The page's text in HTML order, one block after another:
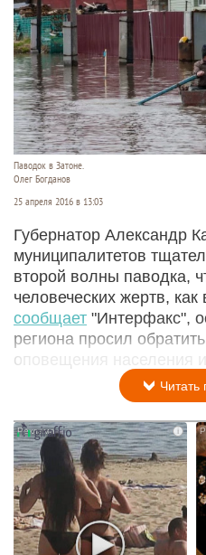
Паводок в Затоне.
Олег Богданов
25 апреля 2016 в 13:03
Губернатор Александр
муниципалитетов
второй волны паводка,
человеческих жертв, как
сообщает "Интерфакс",
региона просил
оповещения населения
Читать
i